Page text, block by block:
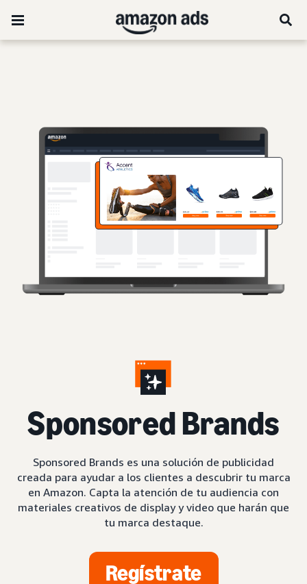
Sponsored Brands
Sponsored Brands es una solución de publicidad
creada para ayudar a los clientes a descubrir tu marca
en Amazon. Capta la atención de tu audiencia con
materiales creativos de display y video que harán que
tu marca destaque.
Regístrate